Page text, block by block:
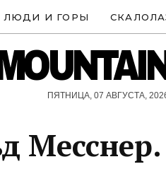
ЛЮДИ И ГОРЫ
ПЯТНИЦА, 07 АВГУСТА,